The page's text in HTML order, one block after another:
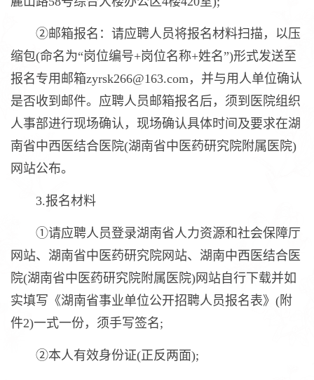
②邮箱报名：请应聘人员将报名材料扫描，以压
缩包(命名为“岗位编号+岗位名称+姓名”)形式发送至
报名专用邮箱zyrsk266@163.com，并与用人单位确认
是否收到邮件。应聘人员邮箱报名后，须到医院组织
人事部进行现场确认，现场确认具体时间及要求在湖
南省中西医结合医院(湖南省中医药研究院附属医院)
网站公布。
3.报名材料
①请应聘人员登录湖南省人力资源和社会保障厅
网站、湖南省中医药研究院网站、湖南中西医结合医
院(湖南省中医药研究院附属医院)网站自行下载并如
实填写《湖南省事业单位公开招聘人员报名表》(附
件2)一式一份，须手写签名;
②本人有效身份证(正反两面);